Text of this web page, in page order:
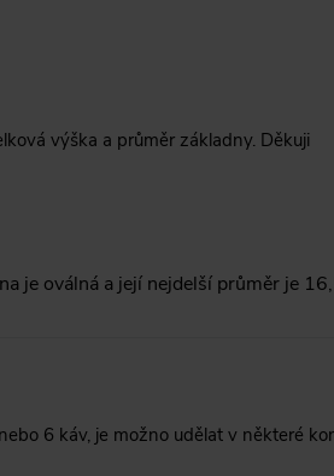
výška a průměr základny. Děkuji
je oválná a její nejdelší průměr je
6 káv, je možno udělat v některé